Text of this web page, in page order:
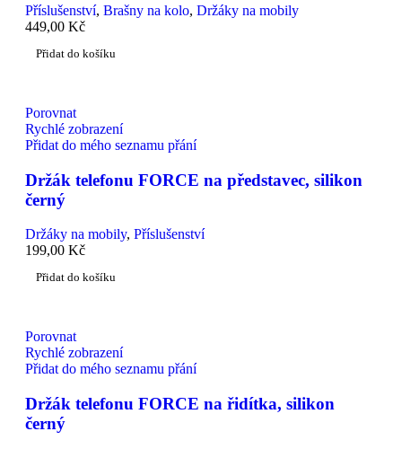
Příslušenství, Brašny na kolo, Držáky na mobily
449,00 Kč
Přidat do košíku
Porovnat
Rychlé zobrazení
Přidat do mého seznamu přání
Držák telefonu FORCE na představec, silikon
černý
Držáky na mobily, Příslušenství
199,00 Kč
Přidat do košíku
Porovnat
Rychlé zobrazení
Přidat do mého seznamu přání
Držák telefonu FORCE na řidítka, silikon
černý